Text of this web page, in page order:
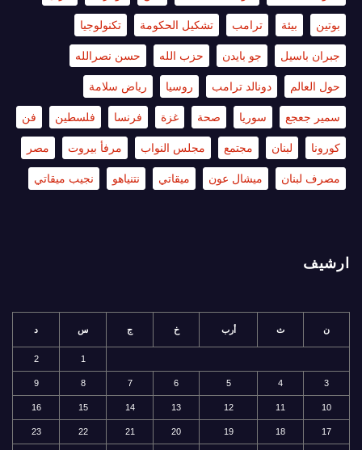
بوتين بيئة ترامب تشكيل الحكومة تكنولوجيا
جبران باسيل جو بايدن حزب الله حسن نصرالله
حول العالم دونالد ترامب روسيا رياض سلامة
سمير جعجع سوريا صحة غزة فرنسا فلسطين فن
كورونا لبنان مجتمع مجلس النواب مرفأ بيروت مصر
مصرف لبنان ميشال عون ميقاتي نتنياهو نجيب ميقاتي
ارشيف
ن ث أرب خ ج س د
1
2
3
4
5
6
7
8
9
10
11
12
13
14
15
16
17
18
19
20
21
22
23